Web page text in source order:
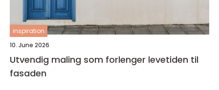
inspiration
10. June 2026
Utvendig maling som forlenger levetiden til
fasaden